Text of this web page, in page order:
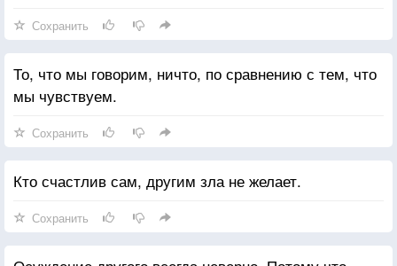
Сохранить
То, что мы говорим, ничто, по сравнению с тем, что
мы чувствуем.
Сохранить
Кто счастлив сам, другим зла не желает.
Сохранить